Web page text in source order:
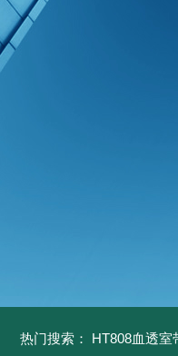
热门搜索： HT808血透室